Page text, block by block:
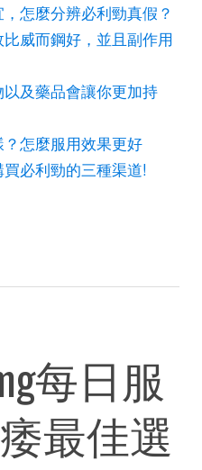
怎麼分辨必利勁真假？
威而鋼好，並且副作用
及藥品會讓你更加持
怎麼服用效果更好
必利勁的三種渠道!
每日服
最佳選